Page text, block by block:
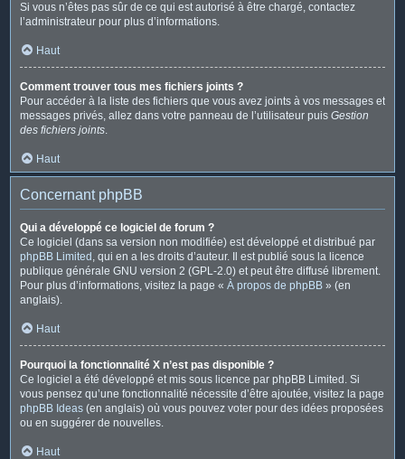
Si vous n’êtes pas sûr de ce qui est autorisé à être chargé, contactez
l’administrateur pour plus d’informations.
Haut
Comment trouver tous mes fichiers joints ?
Pour accéder à la liste des fichiers que vous avez joints à vos messages et
messages privés, allez dans votre panneau de l’utilisateur puis Gestion
des fichiers joints.
Haut
Concernant phpBB
Qui a développé ce logiciel de forum ?
Ce logiciel (dans sa version non modifiée) est développé et distribué par
phpBB Limited , qui en a les droits d’auteur. Il est publié sous la licence
publique générale GNU version 2 (GPL-2.0) et peut être diffusé librement.
Pour plus d’informations, visitez la page « À propos de phpBB » (en
anglais).
Haut
Pourquoi la fonctionnalité X n’est pas disponible ?
Ce logiciel a été développé et mis sous licence par phpBB Limited. Si
vous pensez qu’une fonctionnalité nécessite d’être ajoutée, visitez la page
phpBB Ideas (en anglais) où vous pouvez voter pour des idées proposées
ou en suggérer de nouvelles.
Haut